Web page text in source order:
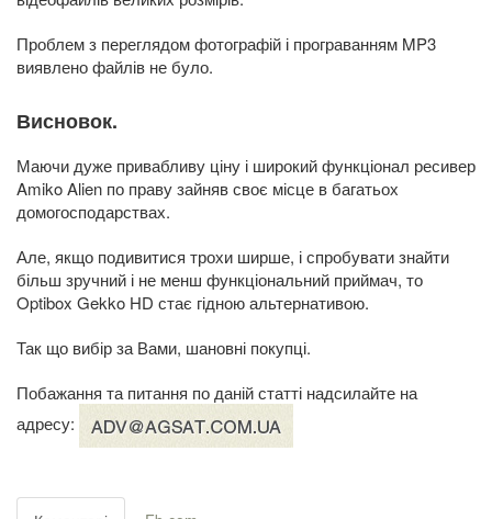
Проблем з переглядом фотографій і програванням MP3
виявлено файлів не було.
Висновок.
Маючи дуже привабливу ціну і широкий функціонал ресивер
Amiko Alien по праву зайняв своє місце в багатьох
домогосподарствах.
Але, якщо подивитися трохи ширше, і спробувати знайти
більш зручний і не менш функціональний приймач, то
Optibox Gekko HD стає гідною альтернативою.
Так що вибір за Вами, шановні покупці.
Побажання та питання по даній статті надсилайте на
адресу: